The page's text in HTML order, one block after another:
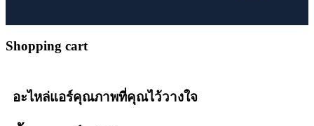
Shopping cart
อะไหล่แอร์คุณภาพที่คุณไว้วางใจ